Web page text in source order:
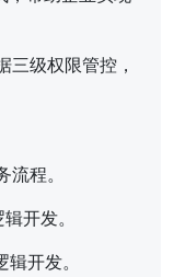
三级权限管控，
程。
开发。
开发。